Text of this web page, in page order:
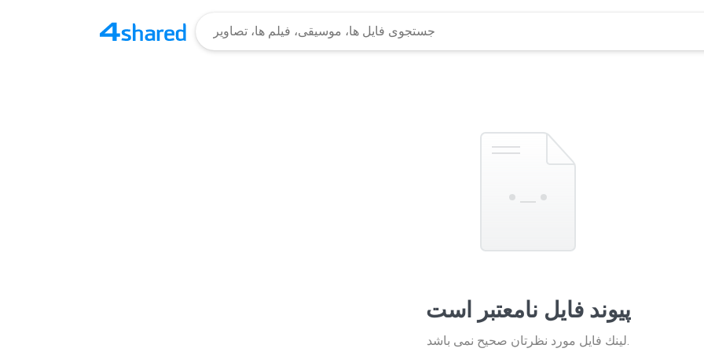
پیوند فایل نامعتبر است
لينك فايل مورد نظرتان صحيح نمی باشد.